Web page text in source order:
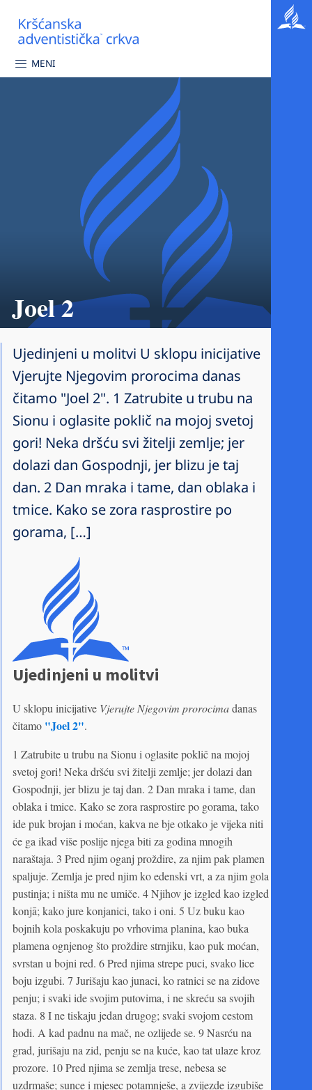
MENI
Joel 2
Ujedinjeni u molitvi U sklopu inicijative
Vjerujte Njegovim prorocima danas
čitamo "Joel 2". 1 Zatrubite u trubu na
Sionu i oglasite poklič na mojoj svetoj
gori! Neka dršću svi žitelji zemlje; jer
dolazi dan Gospodnji, jer blizu je taj
dan. 2 Dan mraka i tame, dan oblaka i
tmice. Kako se zora rasprostire po
gorama, […]
Ujedinjeni u molitvi
U sklopu inicijative Vjerujte Njegovim prorocimadanas
čitamo "Joel 2".
1 Zatrubite u trubu na Sionu i oglasite poklič na mojoj
svetoj gori! Neka dršću svi žitelji zemlje; jer dolazi dan
Gospodnji, jer blizu je taj dan. 2 Dan mraka i tame, dan
oblaka i tmice. Kako se zora rasprostire po gorama, tako
ide puk brojan i moćan, kakva ne bje otkako je vijeka niti
će ga ikad više poslije njega biti za godina mnogih
naraštaja. 3 Pred njim oganj proždire, za njim pak plamen
spaljuje. Zemlja je pred njim ko edenski vrt, a za njim gola
pustinja; i ništa mu ne umiče. 4 Njihov je izgled kao izgled
konjā; kako jure konjanici, tako i oni. 5 Uz buku kao
bojnih kola poskakuju po vrhovima planina, kao buka
plamena ognjenog što proždire strnjiku, kao puk moćan,
svrstan u bojni red. 6 Pred njima strepe puci, svako lice
boju izgubi. 7 Jurišaju kao junaci, ko ratnici se na zidove
penju; i svaki ide svojim putovima, i ne skreću sa svojih
staza. 8 I ne tiskaju jedan drugog; svaki svojom cestom
hodi. A kad padnu na mač, ne ozlijede se. 9 Nasrću na
grad, jurišaju na zid, penju se na kuće, kao tat ulaze kroz
prozore. 10 Pred njima se zemlja trese, nebesa se
uzdrmaše; sunce i mjesec potamnješe, a zvijezde izgubiše